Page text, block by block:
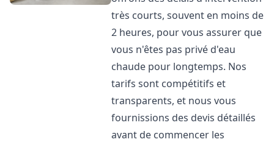
très courts, souvent en moins de
2 heures, pour vous assurer que
vous n'êtes pas privé d'eau
chaude pour longtemps. Nos
tarifs sont compétitifs et
transparents, et nous vous
fournissions des devis détaillés
avant de commencer les